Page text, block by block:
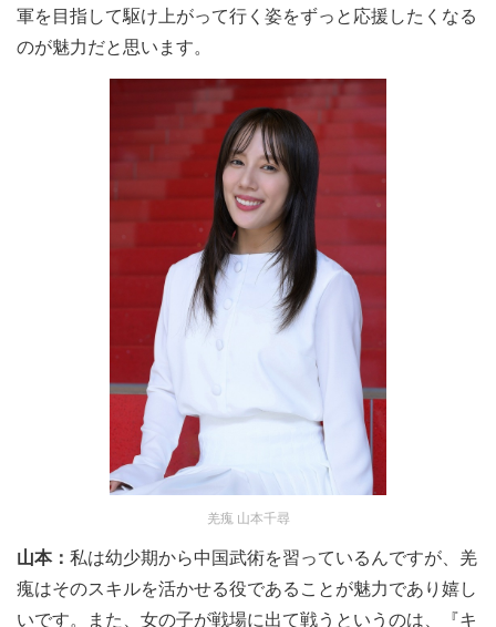
軍を目指して駆け上がって行く姿をずっと応援したくなる
のが魅力だと思います。
羌瘣 山本千尋
山本： 私は幼少期から中国武術を習っているんですが、羌
瘣はそのスキルを活かせる役であることが魅力であり嬉し
いです。また、女の子が戦場に出て戦うというのは、『キ